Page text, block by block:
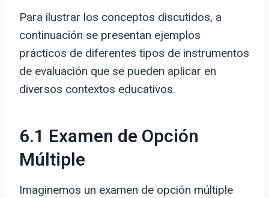
Para ilustrar los conceptos discutidos, a
continuación se presentan ejemplos
prácticos de diferentes tipos de instrumentos
de evaluación que se pueden aplicar en
diversos contextos educativos.
6.1 Examen de Opción
Múltiple
Imaginemos un examen de opción múltiple